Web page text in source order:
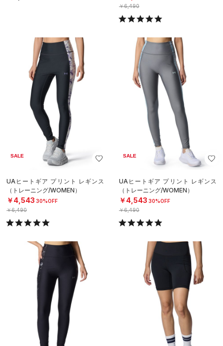
￥6,490
SALE
UAヒートギア プリント レギンス
（トレーニング/WOMEN）
￥4,543 30%OFF
￥6,490
SALE
UAヒートギア プリント レギンス
（トレーニング/WOMEN）
￥4,543 30%OFF
￥6,490